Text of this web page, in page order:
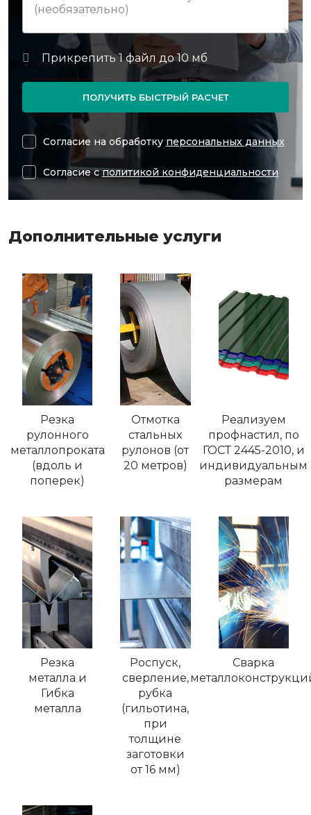
ПОЛУЧИТЬ БЫСТРЫЙ РАСЧЕТ
Согласие на обработку персональных данных
Согласие сполитикой конфиденциальности
Дополнительные услуги
Резка
рулонного
металлопроката
(вдоль и
поперек)
Отмотка
стальных
рулонов (от
20 метров)
Реализуем
профнастил, по
ГОСТ 2445-2010, и
индивидуальным
размерам
Резка
металла и
Гибка
металла
Роспуск,
сверление,
рубка
(гильотина,
при
толщине
заготовки
от 16 мм)
Сварка